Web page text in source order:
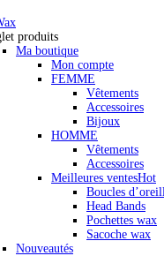
produits
Ma boutique
Mon compte
FEMME
Vêtements
Accessoires
Bijoux
HOMME
Vêtements
Accessoires
Meilleures ventesHot
Boucles
Head Bands
Pochettes wax
Sacoche wax
Nouveautés